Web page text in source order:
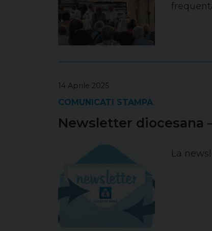
14 Aprile 2025
COMUNICATI STAMPA
Newsletter diocesana
La